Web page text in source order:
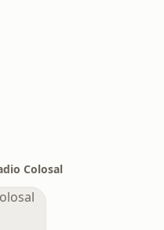
Colosal